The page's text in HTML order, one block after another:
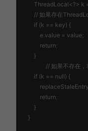
        ThreadLocal<?>
k
// 如果存在
        if (
k == key) {
e.value = value;
            return
;
        }
// 如果不存在
        if (
k == null) {
            return
;
        }
    }